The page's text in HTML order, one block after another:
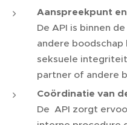
Aanspreekpunt
De API is binnen
andere
seksuele
partner of andere
Coördinatie van
De API zorgt